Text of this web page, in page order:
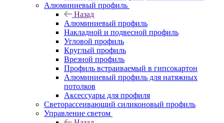
Алюминиевый профиль
Назад
Алюминиевый профиль
Накладной и подвесной профиль
Угловой профиль
Круглый профиль
Врезной профиль
Профиль встраиваемый в гипсокартон
Алюминиевый профиль для натяжных
потолков
Аксессуары для профиля
Светорассеивающий силиконовый профиль
Управление светом